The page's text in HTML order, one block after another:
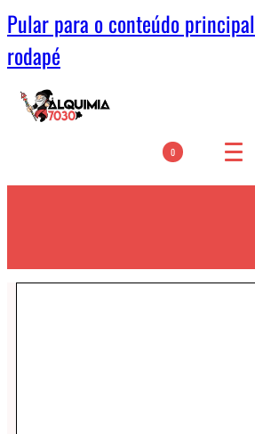
Pular para o conteúdo principal
rodapé
0